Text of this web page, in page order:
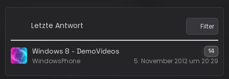
e
t
r
ä
g
Letzte Antwort Filter
Windows 8 - DemoVideos 14
WindowsPhone 5. November 2012 um 20:29